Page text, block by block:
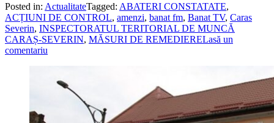
Posted in: ActualitateTagged: ABATERI CONSTATATE,
ACȚIUNI DE CONTROL, amenzi, banat fm, Banat TV, Caras
Severin, INSPECTORATUL TERITORIAL DE MUNCĂ
CARAȘ-SEVERIN, MĂSURI DE REMEDIERELasă un
comentariu